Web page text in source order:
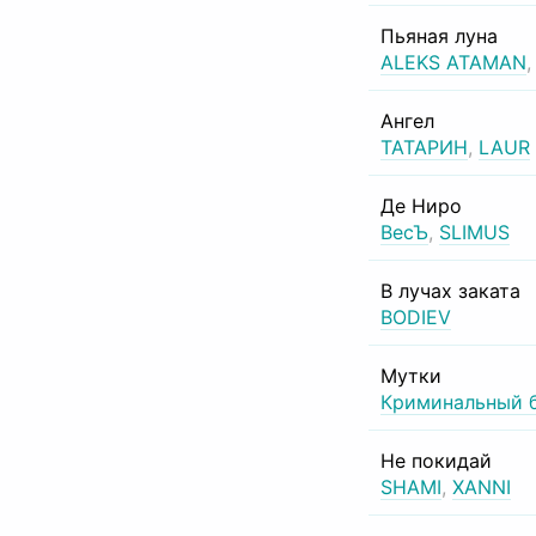
Пьяная луна
ALEKS ATAMAN,
Ангел
ТАТАРИН, LAUR
Де Ниро
ВесЪ, SLIMUS
В лучах заката
BODIEV
Мутки
Криминальный
Не покидай
SHAMI, XANNI